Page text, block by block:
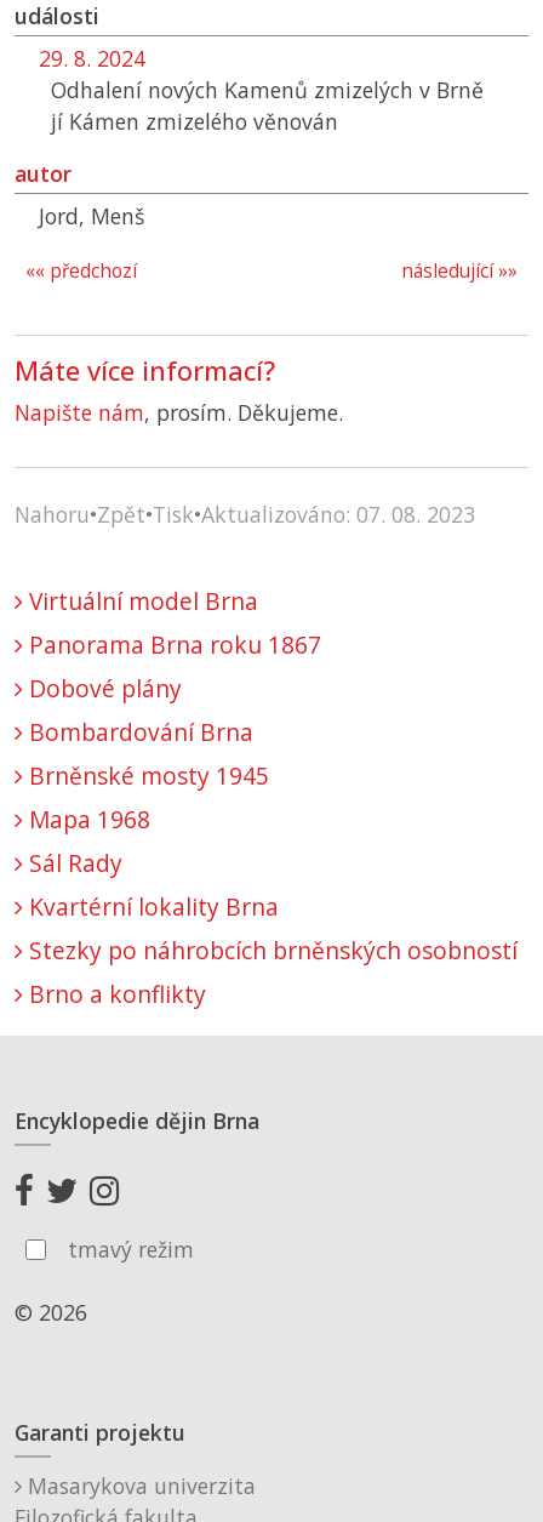
události
29. 8. 2024
Odhalení nových Kamenů zmizelých v Brně
jí Kámen zmizelého věnován
autor
Jord, Menš
následující »»
«« předchozí
Máte více informací?
Napište nám, prosím. Děkujeme.
Nahoru•Zpět•Tisk•Aktualizováno: 07. 08. 2023
Virtuální model Brna
Panorama Brna roku 1867
Dobové plány
Bombardování Brna
Brněnské mosty 1945
Mapa 1968
Sál Rady
Kvartérní lokality Brna
Stezky po náhrobcích brněnských osobností
Brno a konflikty
Encyklopedie dějin Brna
tmavý režim
© 2026
Garanti projektu
Masarykova univerzita